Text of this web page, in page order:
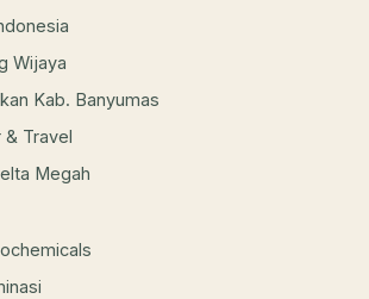
Wijaya
Kab. Banyumas
& Travel
Megah